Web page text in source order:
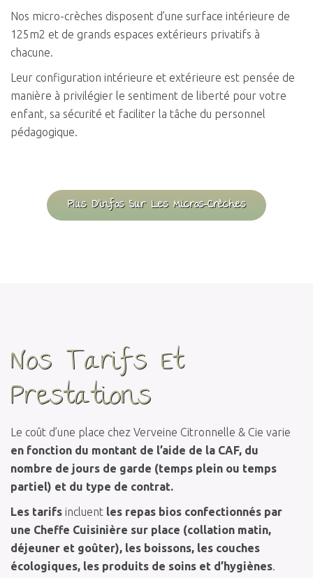
Nos micro-crèches disposent d’une surface intérieure de
125m2 et de grands espaces extérieurs privatifs à
chacune.
Leur configuration intérieure et extérieure est pensée de
manière à privilégier le sentiment de liberté pour votre
enfant, sa sécurité et faciliter la tâche du personnel
pédagogique.
Plus D'infos Sur Les Micros-Crèches
Nos Tarifs Et
Prestations
Le coût d’une place chez Verveine Citronnelle & Cie varie
en fonction du montant de l’aide de la CAF, du
nombre de jours de garde (temps plein ou temps
partiel) et du type de contrat.
Les tarifs incluent les repas bios confectionnés par
une Cheffe Cuisinière sur place (collation matin,
déjeuner et goûter), les boissons, les couches
écologiques, les produits de soins et d’hygiènes.